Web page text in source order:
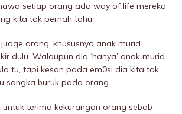
setiap orang ada way of life mereka
kita tak pernah tahu.
orang, khususnya anak murid
dulu. Walaupun dia ‘hanya’ anak murid.
tu, tapi kesan pada em0si dia kita tak
sangka buruk pada orang.
terima kekurangan orang sebab